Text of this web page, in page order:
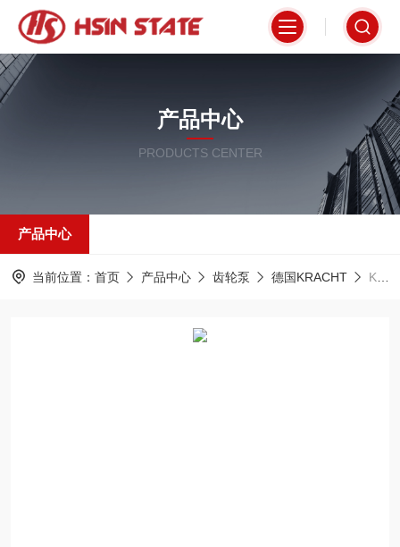
产品中心
PRODUCTS CENTER
产品中心
当前位置： 首页 产品中心 齿轮泵 德国KRACHT KF6RF7德国KRACHT齿轮泵